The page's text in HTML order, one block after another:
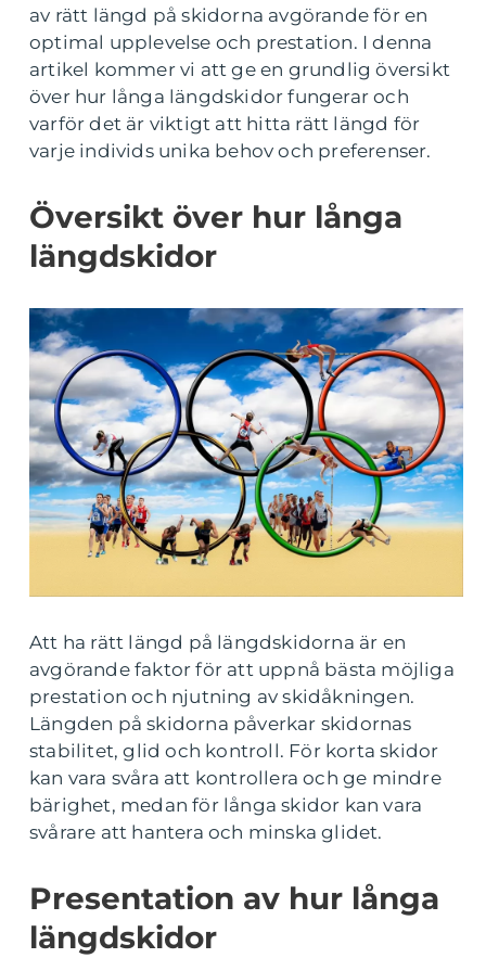
av rätt längd på skidorna avgörande för en
optimal upplevelse och prestation. I denna
artikel kommer vi att ge en grundlig översikt
över hur långa längdskidor fungerar och
varför det är viktigt att hitta rätt längd för
varje individs unika behov och preferenser.
Översikt över hur långa
längdskidor
Att ha rätt längd på längdskidorna är en
avgörande faktor för att uppnå bästa möjliga
prestation och njutning av skidåkningen.
Längden på skidorna påverkar skidornas
stabilitet, glid och kontroll. För korta skidor
kan vara svåra att kontrollera och ge mindre
bärighet, medan för långa skidor kan vara
svårare att hantera och minska glidet.
Presentation av hur långa
längdskidor